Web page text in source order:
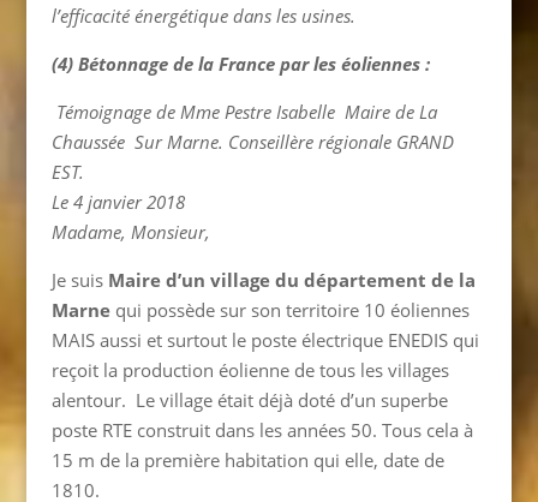
l’efficacité énergétique dans les usines.
(4) Bétonnage de la France par les éoliennes :
Témoignage de Mme Pestre Isabelle Maire de La
Chaussée Sur Marne. Conseillère régionale GRAND
EST.
Le 4 janvier 2018
Madame, Monsieur,
Je suis Maire d’un village du département de la
Marnequi possède sur son territoire 10 éoliennes
MAIS aussi et surtout le poste électrique ENEDIS qui
reçoit la production éolienne de tous les villages
alentour. Le village était déjà doté d’un superbe
poste RTE construit dans les années 50. Tous cela à
15 m de la première habitation qui elle, date de
1810.